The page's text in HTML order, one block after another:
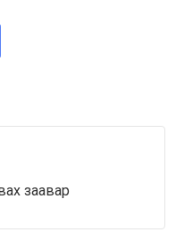
заавар